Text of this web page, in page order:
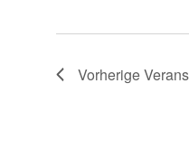
Vorherige